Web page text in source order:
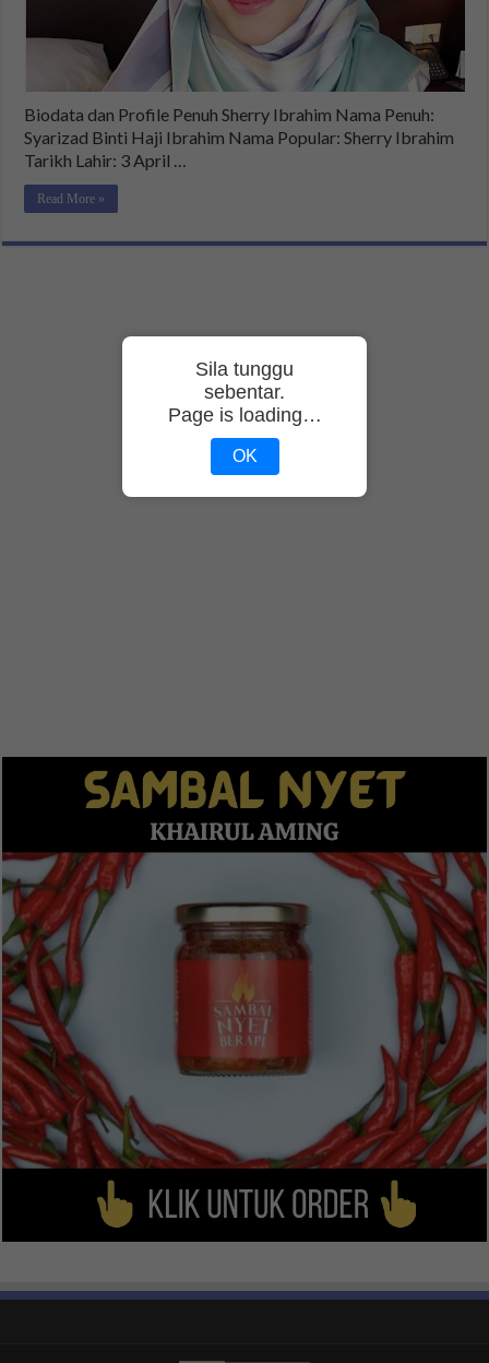
Biodata dan Profile Penuh Sherry Ibrahim Nama Penuh:
Syarizad Binti Haji Ibrahim Nama Popular: Sherry Ibrahim
Tarikh Lahir: 3 April …
Read More »
Sila tunggu
sebentar.
Page is loading…
OK